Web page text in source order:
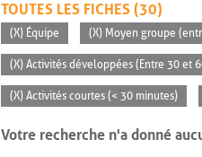
TOUTES LES FICHES (30)
(X) Équipe (X) Moyen groupe
(X) Activités développées (Entre 30 et
(X) Activités courtes (< 30 minutes)
Votre recherche n'a donné